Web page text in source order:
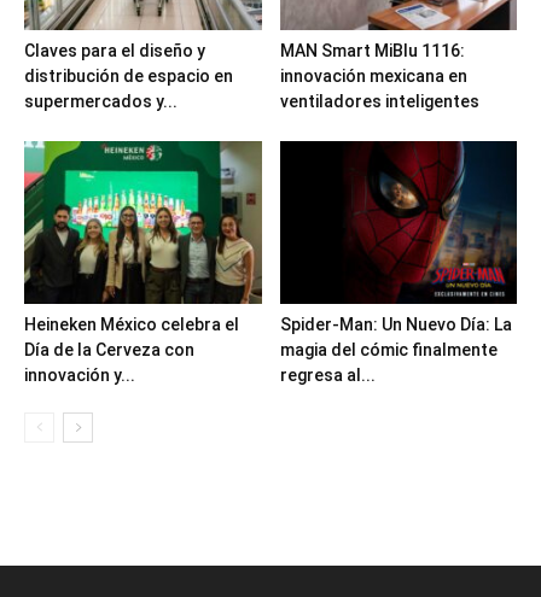
Claves para el diseño y
distribución de espacio en
supermercados y...
MAN Smart MiBlu 1116:
innovación mexicana en
ventiladores inteligentes
Heineken México celebra el
Día de la Cerveza con
innovación y...
Spider-Man: Un Nuevo Día: La
magia del cómic finalmente
regresa al...